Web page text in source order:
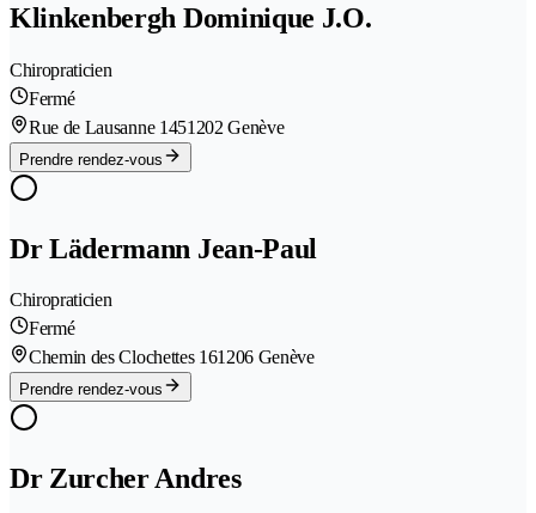
Klinkenbergh Dominique J.O.
Chiropraticien
Fermé
Rue de Lausanne 1451202 Genève
Prendre rendez-vous
Dr Lädermann Jean-Paul
Chiropraticien
Fermé
Chemin des Clochettes 161206 Genève
Prendre rendez-vous
Dr Zurcher Andres